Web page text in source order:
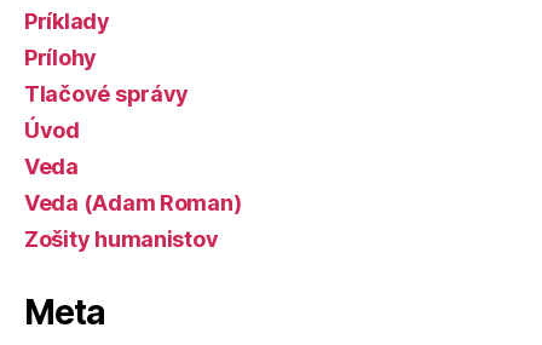
Príklady
Prílohy
Tlačové správy
Úvod
Veda
Veda (Adam Roman)
Zošity humanistov
Meta